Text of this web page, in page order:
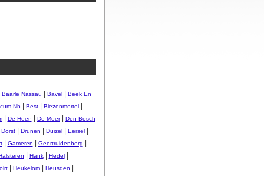
Baarle Nassau Bavel|
Beek En
Nb
Best| Biezenmortel|
| De Heen De Moer| Den Bosch
Dorst| Drunen Duizel| Eersel|
| Gameren Geertruidenberg
Hank| Hedel|
| Heukelom| Heusden